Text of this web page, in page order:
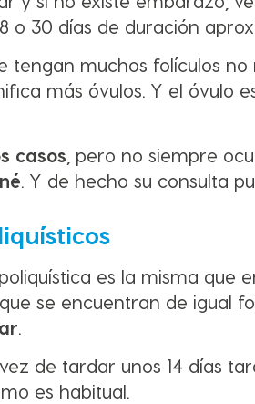
o 30 días de duración
tengan muchos folículos
más óvulos. Y el óvulo
casos , pero no siempre
. Y de hecho su consulta
es la misma que
se encuentran de igual
.
de tardar unos 14 días
es habitual.